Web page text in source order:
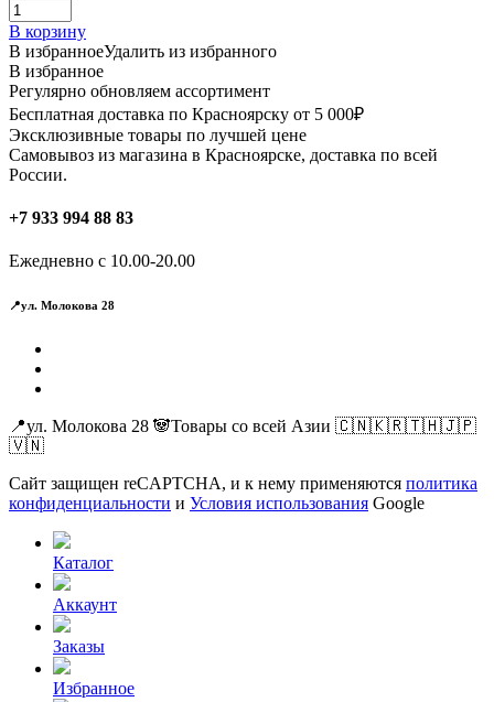
В корзину
В избранноеУдалить из избранного
В избранное
Регулярно обновляем ассортимент
Бесплатная доставка по Красноярску от 5 000₽
Эксклюзивные товары по лучшей цене
Самовывоз из магазина в Красноярске, доставка по всей
России.
+7 933 994 88 83
Ежедневно с 10.00-20.00
📍ул. Молокова 28
📍ул. Молокова 28 🐼Товары со всей Азии 🇨🇳🇰🇷🇹🇭🇯🇵
🇻🇳
Сайт защищен reCAPTCHA, и к нему применяются политика
конфиденциальности и Условия использования Google
Каталог
Аккаунт
Заказы
Избранное